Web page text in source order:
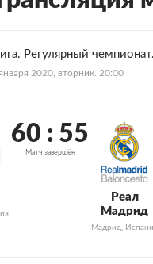
Регулярный
2020, вторник. 20:00
60 : 55
Матч завершён
Реал
Мадрид
Мадрид,